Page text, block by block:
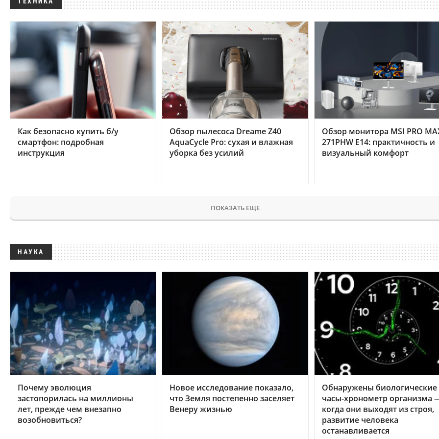
Как безопасно купить б/у
смартфон: подробная
инструкция
Обзор пылесоса Dreame Z40
AquaCycle Pro: сухая и влажная
уборка без усилий
Обзор монитора MSI PRO
271PHW E14: практичность и
визуальный комфорт
ПОКАЗАТЬ ЕЩЕ
НАУКА
Почему эволюция
застопорилась на миллионы
лет, прежде чем внезапно
возобновиться?
Новое исследование показало,
что Земля постепенно заселяет
Венеру жизнью
Обнаружены биологические
часы-хронометр организма
когда они выходят из строя,
развитие человека
останавливается